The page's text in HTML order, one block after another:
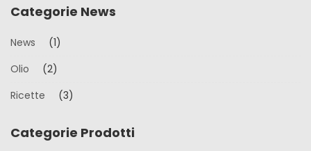
Categorie News
News
(1)
Olio
(2)
Ricette
(3)
Categorie Prodotti